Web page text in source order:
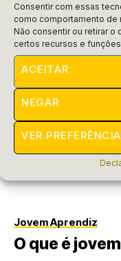
Consentir com essas
como comportamento de
Não consentir ou retirar
certos recursos e
ACEITAR
NEGAR
VER
Jovem Aprendiz
O que é